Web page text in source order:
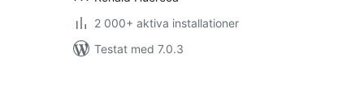
2 000+ aktiva installationer
Testat med 7.0.3